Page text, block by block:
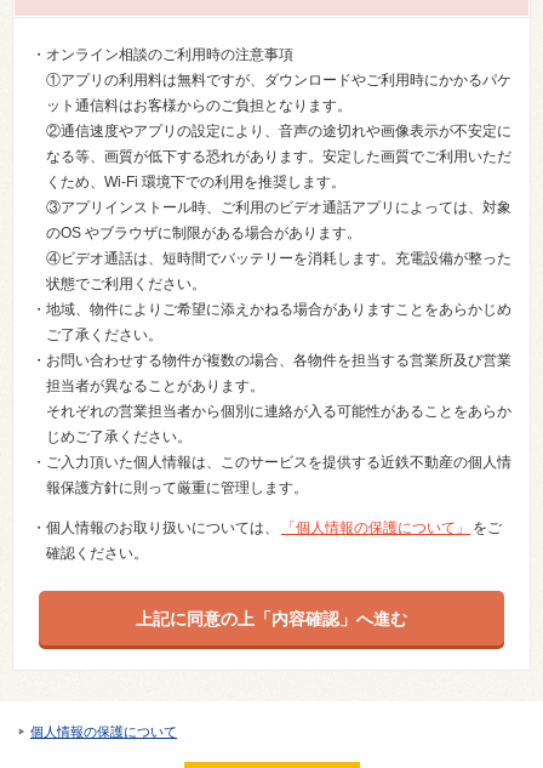
・オンライン相談のご利用時の注意事項
①アプリの利用料は無料ですが、ダウンロードやご利用時にかかるパケ
ット通信料はお客様からのご負担となります。
②通信速度やアプリの設定により、音声の途切れや画像表示が不安定に
なる等、画質が低下する恐れがあります。安定した画質でご利用いただ
くため、Wi-Fi 環境下での利用を推奨します。
③アプリインストール時、ご利用のビデオ通話アプリによっては、対象
のOS やブラウザに制限がある場合があります。
④ビデオ通話は、短時間でバッテリーを消耗します。充電設備が整った
状態でご利用ください。
・地域、物件によりご希望に添えかねる場合がありますことをあらかじめ
ご了承ください。
・お問い合わせする物件が複数の場合、各物件を担当する営業所及び営業
担当者が異なることがあります。
それぞれの営業担当者から個別に連絡が入る可能性があることをあらか
じめご了承ください。
・ご入力頂いた個人情報は、このサービスを提供する近鉄不動産の個人情
報保護方針に則って厳重に管理します。
・個人情報のお取り扱いについては、 「個人情報の保護について」
をご
確認ください。
個人情報の保護について